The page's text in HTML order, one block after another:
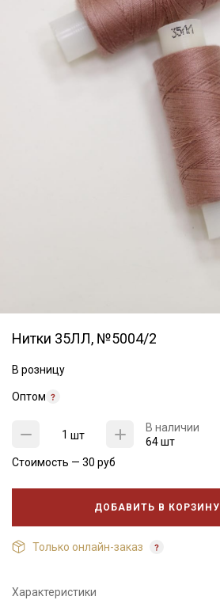
Нитки 35ЛЛ, №5004/2
В розницу
Оптом
шт
В наличии
64 шт
Стоимость — 30 руб
ДОБАВИТЬ В КОРЗИНУ
Только онлайн-заказ
Характеристики